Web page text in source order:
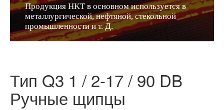
Продукция HKT в основном используется в
металлургической, нефтяной, стекольной
промышленности и т. Д.
Тип Q3 1 / 2-17 / 90 DB
Ручные щипцы